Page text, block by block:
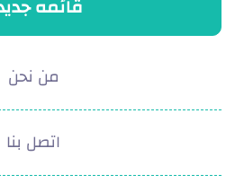
قائمه جديده
من نحن
اتصل بنا